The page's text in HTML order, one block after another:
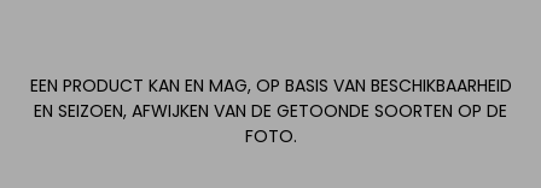
EEN PRODUCT KAN EN MAG, OP BASIS VAN BESCHIKBAARHEID
EN SEIZOEN, AFWIJKEN VAN DE GETOONDE SOORTEN OP DE
FOTO.